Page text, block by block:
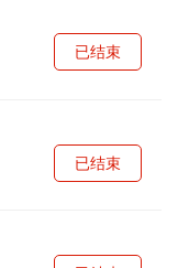
已结束
已结束